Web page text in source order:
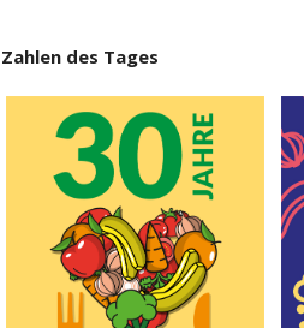
Zahlen des Tages